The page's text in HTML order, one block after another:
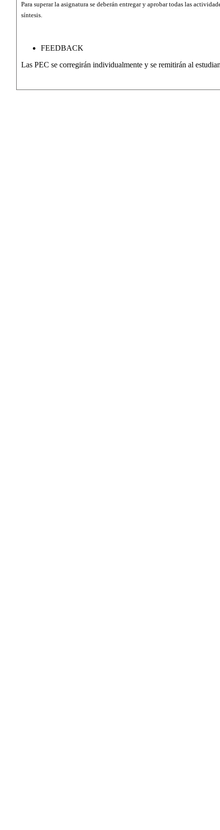
Para superar la asignatura se deberán entregar y aprobar todas las
síntesis.
FEEDBACK
Las PEC se corregirán individualmente y se remitirán al